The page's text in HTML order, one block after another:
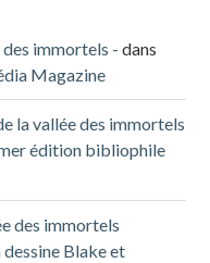
immortels - dans
Magazine
la vallée des immortels
édition bibliophile
des immortels
dessine Blake et